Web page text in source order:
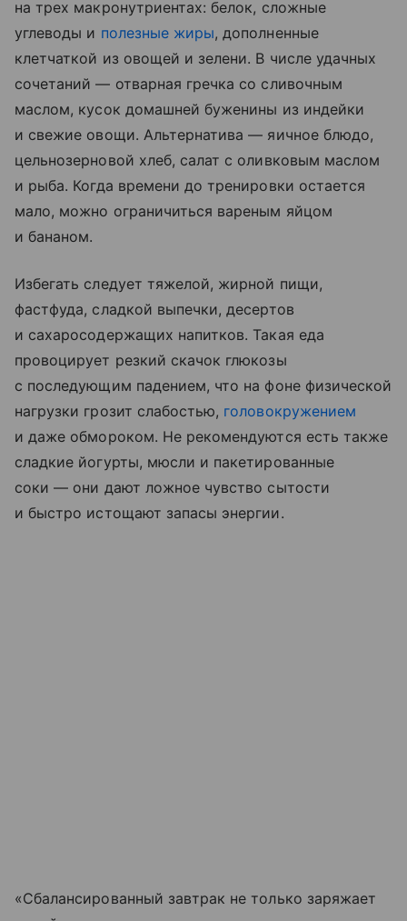
на трех макронутриентах: белок, сложные
углеводы и полезные жиры, дополненные
клетчаткой из овощей и зелени. В числе удачных
сочетаний — отварная гречка со сливочным
маслом, кусок домашней буженины из индейки
и свежие овощи. Альтернатива — яичное блюдо,
цельнозерновой хлеб, салат с оливковым маслом
и рыба. Когда времени до тренировки остается
мало, можно ограничиться вареным яйцом
и бананом.
Избегать следует тяжелой, жирной пищи,
фастфуда, сладкой выпечки, десертов
и сахаросодержащих напитков. Такая еда
провоцирует резкий скачок глюкозы
с последующим падением, что на фоне физической
нагрузки грозит слабостью, головокружением
и даже обмороком. Не рекомендуются есть также
сладкие йогурты, мюсли и пакетированные
соки — они дают ложное чувство сытости
и быстро истощают запасы энергии.
«Сбалансированный завтрак не только заряжает